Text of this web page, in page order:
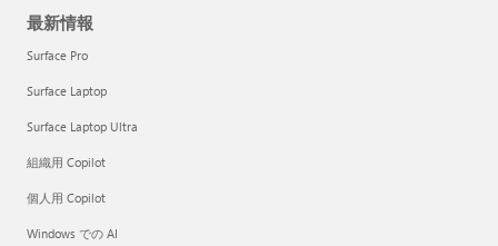
最新情報
Surface Pro
Surface Laptop
Surface Laptop Ultra
組織用 Copilot
個人用 Copilot
Windows での AI